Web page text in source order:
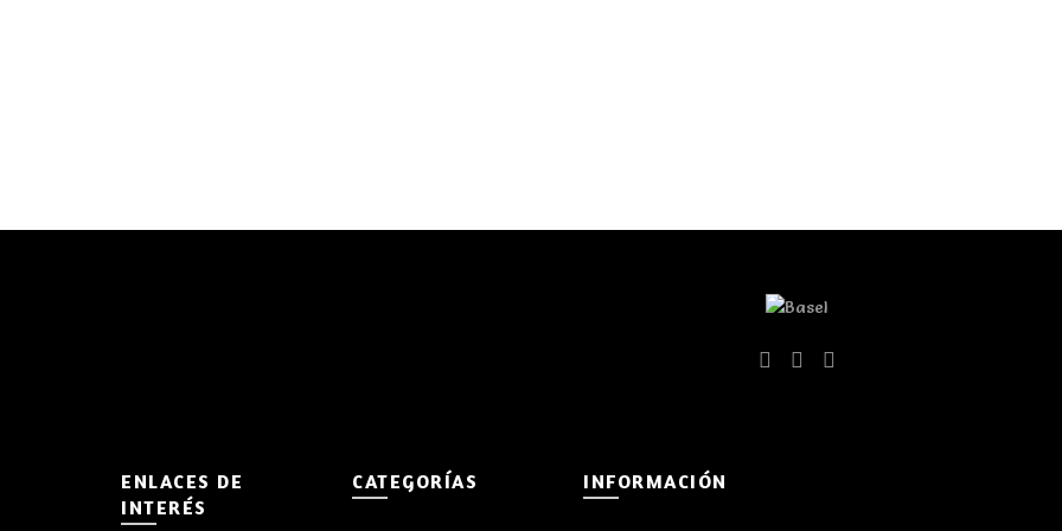
ENLACES DE
INTERÉS
CATEGORÍAS INFORMACIÓN